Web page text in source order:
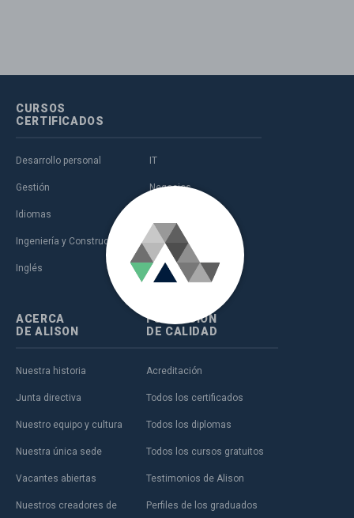
CURSOS
CERTIFICADOS
Desarrollo personal
Gestión
Idiomas
Ingeniería y Construcción
Inglés
IT
Negocios
Ventas y marketing
Ámbito educativo
ACERCA
DE ALISON
Nuestra historia
Junta directiva
Nuestro equipo y cultura
Nuestra única sede
Vacantes abiertas
Nuestros creadores de
FORMACIÓN
DE CALIDAD
Acreditación
Todos los certificados
Todos los diplomas
Todos los cursos gratuitos
Testimonios de Alison
Perfiles de los graduados